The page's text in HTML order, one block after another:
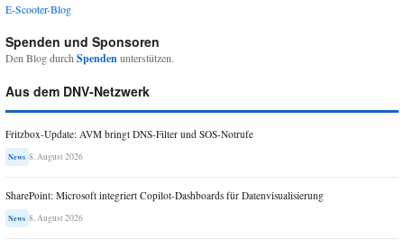
E-Scooter-Blog
Spenden und Sponsoren
Den Blog durchSpendenunterstützen.
Aus dem DNV-Netzwerk
Fritzbox-Update: AVM bringt DNS-Filter und SOS-Notrufe
News 8. August 2026
SharePoint: Microsoft integriert Copilot-Dashboards für Datenvisualisierung
News 8. August 2026